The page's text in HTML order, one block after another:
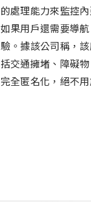
的處理能力來監控
如果用戶還需要導
驗。據該公司稱，
括交通擁堵、障礙
完全匿名化，絕不用